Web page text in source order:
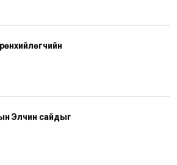
Элчин сайдыг